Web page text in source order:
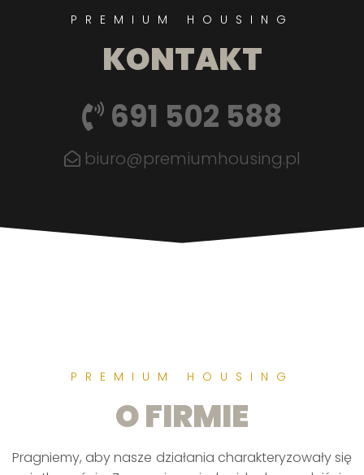
PREMIUM HOUSING
KONTAKT
691 502 588
biuro@premiumhousing.pl
PREMIUM HOUSING
O FIRMIE
Pragniemy, aby nasze działania charakteryzowały się